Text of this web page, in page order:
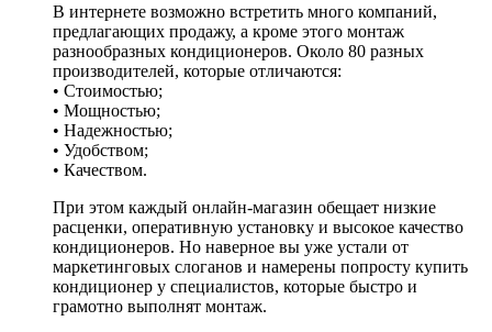
В интернете возможно встретить много компаний,
предлагающих продажу, а кроме этого монтаж
разнообразных кондиционеров. Около 80 разных
производителей, которые отличаются:
• Стоимостью;
• Мощностью;
• Надежностью;
• Удобством;
• Качеством.
При этом каждый онлайн-магазин обещает низкие
расценки, оперативную установку и высокое качество
кондиционеров. Но наверное вы уже устали от
маркетинговых слоганов и намерены попросту купить
кондиционер у специалистов, которые быстро и
грамотно выполнят монтаж.